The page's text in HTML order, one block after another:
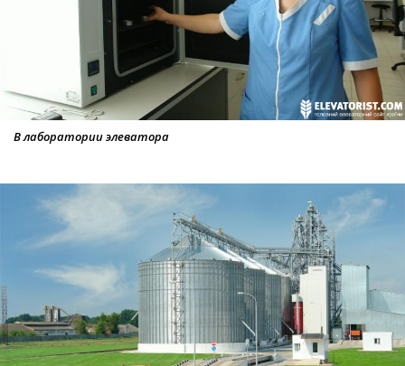
В лаборатории элеватора